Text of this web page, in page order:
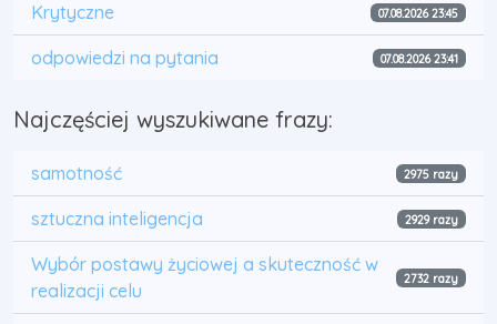
Krytyczne 07.08.2026 23:45
odpowiedzi na pytania 07.08.2026 23:41
Najczęściej wyszukiwane frazy:
samotność 2975 razy
sztuczna inteligencja 2929 razy
Wybór postawy życiowej a skuteczność w
realizacji celu
2732 razy